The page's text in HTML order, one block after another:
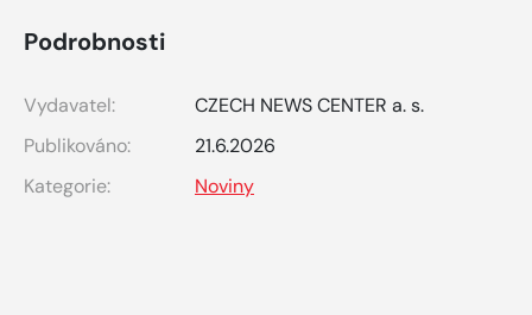
Podrobnosti
Vydavatel:
CZECH NEWS CENTER a. s.
Publikováno:
21.6.2026
Kategorie:
Noviny